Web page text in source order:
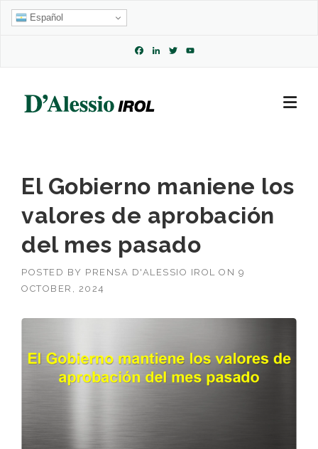
Skip
Español
Facebook
LinkedIn
Twitter
El Gobierno maniene los
valores de aprobación
del mes pasado
POSTED BY PRENSA D'ALESSIO IROL ON 9
OCTOBER, 2024